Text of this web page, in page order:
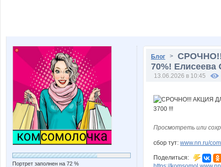
Портрет заполнен на 72 %
Блог >
70%! Елисеева
13.06.2026 в 10:45
Просмотреть или
сбор тут: www.nn.ru/
Поделиться: